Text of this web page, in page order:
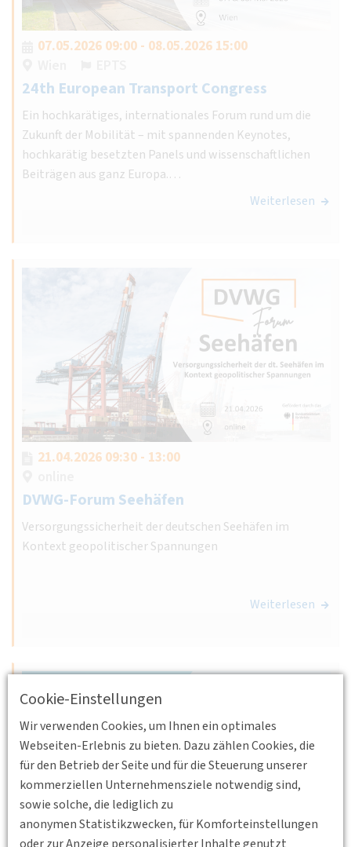
Cookie-Einstellungen
Wir verwenden Cookies, um Ihnen ein optimales
Webseiten-Erlebnis zu bieten. Dazu zählen Cookies, die
für den Betrieb der Seite und für die Steuerung unserer
kommerziellen Unternehmensziele notwendig sind,
sowie solche, die lediglich zu
anonymen Statistikzwecken, für Komforteinstellungen
07.05.2026 09:00 - 08.05.2026 15:00
24th European Transport Congress
Ein hochkarätiges, internationales Forum rund um die
Zukunft der Mobilität – mit spannenden Keynotes,
hochkarätig besetzten Panels und wissenschaftlichen
Beiträgen aus ganz Europa.…
Weiterlesen
21.04.2026 09:30 - 13:00
DVWG-Forum Seehäfen
Versorgungssicherheit der deutschen Seehäfen im
Kontext geopolitischer Spannungen
Weiterlesen